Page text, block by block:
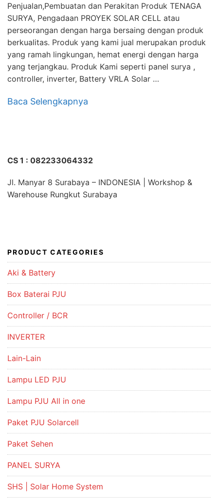
Penjualan,Pembuatan dan Perakitan Produk TENAGA
SURYA, Pengadaan PROYEK SOLAR CELL atau
perseorangan dengan harga bersaing dengan produk
berkualitas. Produk yang kami jual merupakan produk
yang ramah lingkungan, hemat energi dengan harga
yang terjangkau. Produk Kami seperti panel surya ,
controller, inverter, Battery VRLA Solar …
Baca Selengkapnya
CS 1 : 082233064332
Jl. Manyar 8 Surabaya – INDONESIA | Workshop &
Warehouse Rungkut Surabaya
PRODUCT CATEGORIES
Aki & Battery
Box Baterai PJU
Controller / BCR
INVERTER
Lain-Lain
Lampu LED PJU
Lampu PJU All in one
Paket PJU Solarcell
Paket Sehen
PANEL SURYA
SHS | Solar Home System